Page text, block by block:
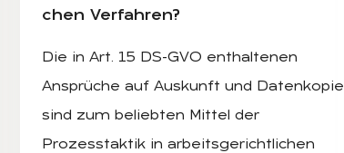
chen Ver­fah­ren?
Die in Art. 15 DS-GVO enthaltenen
Ansprüche auf Auskunft und Datenkopie
sind zum beliebten Mittel der
Prozesstaktik in arbeitsgerichtlichen